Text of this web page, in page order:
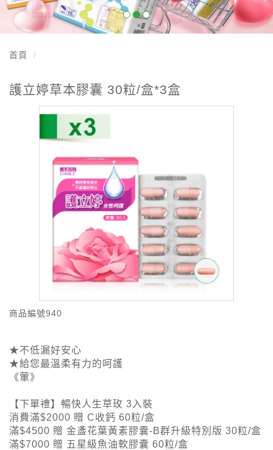
首頁
護立婷草本膠囊 30粒/盒*3盒
商品編號940
★不低漏好安心
★給您最溫柔有力的呵護
《葷》
【下單禮】暢快人生草玫 3入裝
消費滿$2000 贈 C收鈣 60粒/盒
滿$4500 贈 金盞花葉黃素膠囊-B群升級特別版 30粒/盒
滿$7000 贈 五星級魚油軟膠囊 60粒/盒